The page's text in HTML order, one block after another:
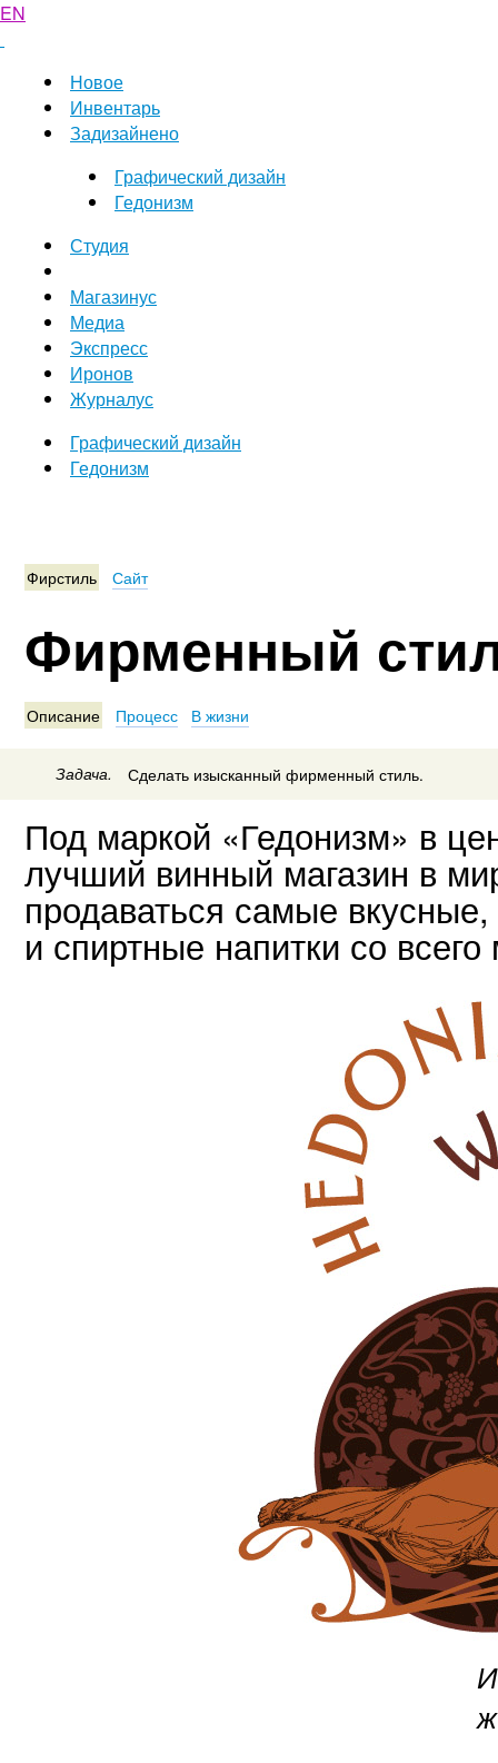
EN
Новое
Инвентарь
Задизайнено
Графический дизайн
Гедонизм
Студия
Магазинус
Медиа
Экспресс
Иронов
Журналус
Графический дизайн
Гедонизм
Фирстиль Сайт
Фирменный
Описание Процесс В жизни
Задача. Сделать изысканный фирменный стиль.
Под маркой «Гедонизм» в
лучший винный магазин в
продаваться самые
и спиртные напитки со